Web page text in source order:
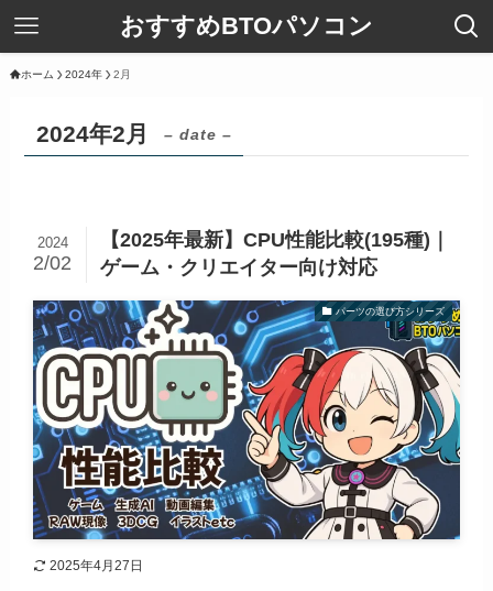
おすすめBTOパソコン
ホーム 2024年 2月
2024年2月 – date –
【2025年最新】CPU性能比較(195種)｜
ゲーム・クリエイター向け対応
2024
2/02
パーツの選び方シリーズ
2025年4月27日